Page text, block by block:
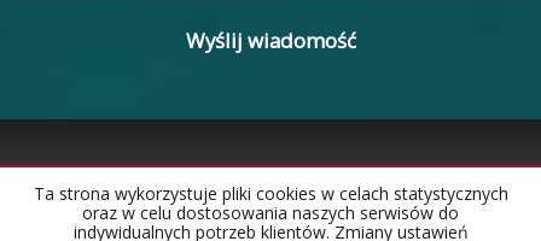
Strona główna Notatnik Kontakt
Ta strona wykorzystuje pliki cookies w celach statystycznych
oraz w celu dostosowania naszych serwisów do
indywidualnych potrzeb klientów. Zmiany ustawień